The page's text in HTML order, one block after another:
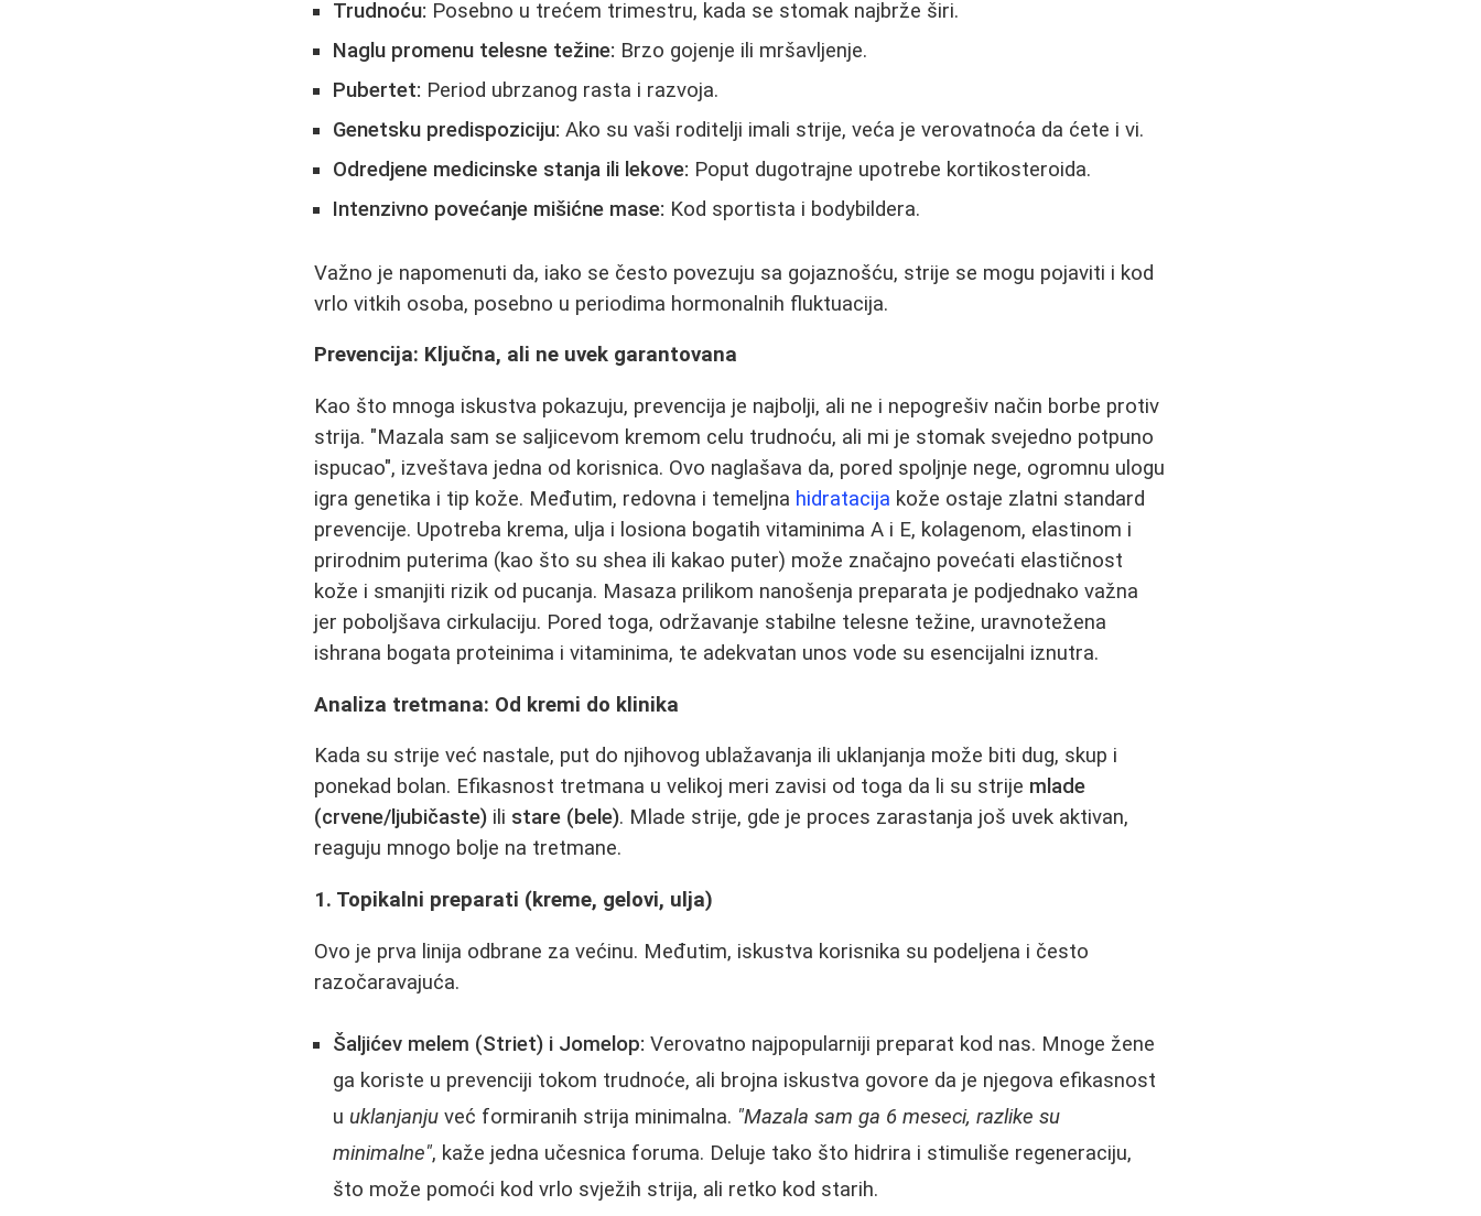
Trudnoću: Posebno u trećem trimestru, kada se stomak najbrže širi.
Naglu promenu telesne težine: Brzo gojenje ili mršavljenje.
Pubertet: Period ubrzanog rasta i razvoja.
Genetsku predispoziciju: Ako su vaši roditelji imali strije, veća je verovatnoća da ćete i vi.
Odredjene medicinske stanja ili lekove: Poput dugotrajne upotrebe kortikosteroida.
Intenzivno povećanje mišićne mase: Kod sportista i bodybildera.
Važno je napomenuti da, iako se često povezuju sa gojaznošću, strije se mogu pojaviti i kod
vrlo vitkih osoba, posebno u periodima hormonalnih fluktuacija.
Prevencija: Ključna, ali ne uvek garantovana
Kao što mnoga iskustva pokazuju, prevencija je najbolji, ali ne i nepogrešiv način borbe protiv
strija. "Mazala sam se saljicevom kremom celu trudnoću, ali mi je stomak svejedno potpuno
ispucao", izveštava jedna od korisnica. Ovo naglašava da, pored spoljnje nege, ogromnu ulogu
igra genetika i tip kože. Međutim, redovna i temeljna hidratacija kože ostaje zlatni standard
prevencije. Upotreba krema, ulja i losiona bogatih vitaminima A i E, kolagenom, elastinom i
prirodnim puterima (kao što su shea ili kakao puter) može značajno povećati elastičnost
kože i smanjiti rizik od pucanja. Masaza prilikom nanošenja preparata je podjednako važna
jer poboljšava cirkulaciju. Pored toga, održavanje stabilne telesne težine, uravnotežena
ishrana bogata proteinima i vitaminima, te adekvatan unos vode su esencijalni iznutra.
Analiza tretmana: Od kremi do klinika
Kada su strije već nastale, put do njihovog ublažavanja ili uklanjanja može biti dug, skup i
ponekad bolan. Efikasnost tretmana u velikoj meri zavisi od toga da li su strije mlade
(crvene/ljubičaste) ili stare (bele). Mlade strije, gde je proces zarastanja još uvek aktivan,
reaguju mnogo bolje na tretmane.
1. Topikalni preparati (kreme, gelovi, ulja)
Ovo je prva linija odbrane za većinu. Međutim, iskustva korisnika su podeljena i često
razočaravajuća.
Šaljićev melem (Striet) i Jomelop: Verovatno najpopularniji preparat kod nas. Mnoge žene
ga koriste u prevenciji tokom trudnoće, ali brojna iskustva govore da je njegova efikasnost
u uklanjanju već formiranih strija minimalna. "Mazala sam ga 6 meseci, razlike su
minimalne", kaže jedna učesnica foruma. Deluje tako što hidrira i stimuliše regeneraciju,
što može pomoći kod vrlo svježih strija, ali retko kod starih.